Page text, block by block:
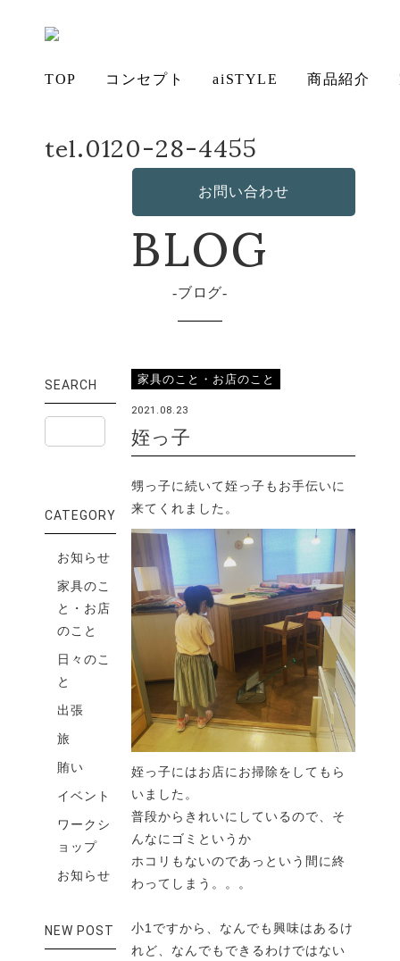
TOP コンセプト
いて
保証につ
aiSTYLE 商品紹介
ソフ
ベッ
デス
造
ファ
tel.0120-28-4455
お問い合わせ
BLOG
ブログ
家具のこと・お店のこと
2021.08.23
姪っ子
甥っ子に続いて姪っ子もお手伝いに
来てくれました。
姪っ子にはお店にお掃除をしてもら
いました。
普段からきれいにしているので、そ
んなにゴミというか
ホコリもないのであっという間に終
わってしまう。。。
小1ですから、なんでも興味はあるけ
れど、なんでもできるわけではない
SEARCH
CATEGORY
お知らせ
家具のこ
と・お店
のこと
日々のこ
と
出張
旅
賄い
イベント
ワークシ
ョップ
お知らせ
NEW POST